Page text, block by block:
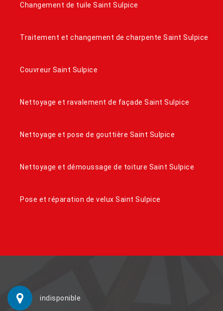
Changement de tuile Saint Sulpice
Traitement et changement de charpente Saint Sulpice
Couvreur Saint Sulpice
Nettoyage et ravalement de façade Saint Sulpice
Nettoyage et pose de gouttière Saint Sulpice
Nettoyage et démoussage de toiture Saint Sulpice
Pose et réparation de velux Saint Sulpice
indisponible